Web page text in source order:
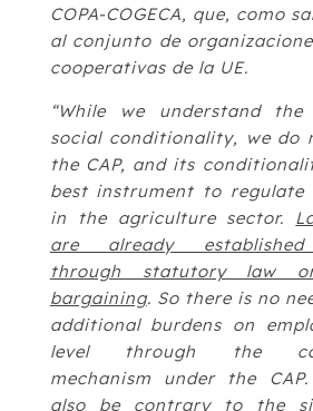
COPA-COGECA, que, como
al conjunto de
cooperativas de la UE.
“While we understand
social conditionality, we do
the CAP, and its
best instrument to regulate
in the agriculture sector.
are already
through statutory law
bargaining. So there is no
additional burdens on
level through the
mechanism under the
also be contrary to the